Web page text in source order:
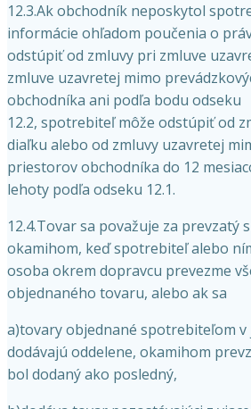
12.3.Ak obchodník neposkytol
informácie ohľadom poučenia o
odstúpiť od zmluvy pri zmluve
zmluve uzavretej mimo
obchodníka ani podľa bodu odseku
12.2, spotrebiteľ môže odstúpiť od
diaľku alebo od zmluvy uzavretej
priestorov obchodníka do 12
lehoty podľa odseku 12.1.
12.4.Tovar sa považuje za prevzatý
okamihom, keď spotrebiteľ alebo
osoba okrem dopravcu prevezme
objednaného tovaru, alebo ak sa
a)tovary objednané spotrebiteľom v
dodávajú oddelene, okamihom
bol dodaný ako posledný,